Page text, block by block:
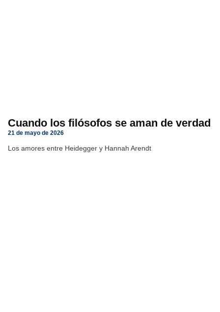
Cuando los filósofos se aman de verdad
21 de mayo de 2026
Los amores entre Heidegger y Hannah Arendt